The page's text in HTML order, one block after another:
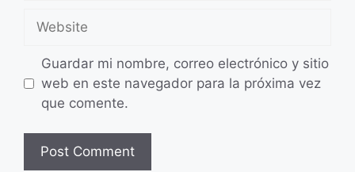
Guardar mi nombre, correo electrónico y sitio
web en este navegador para la próxima vez
que comente.